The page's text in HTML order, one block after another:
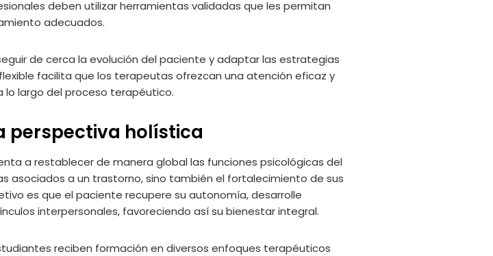
deben utilizar herramientas validadas que les permitan
adecuados.
de cerca la evolución del paciente y adaptar las estrategias
facilita que los terapeutas ofrezcan una atención eficaz y
lo largo del proceso terapéutico.
perspectiva holística
a restablecer de manera global las funciones psicológicas del
asociados a un trastorno, sino también el fortalecimiento de sus
es que el paciente recupere su autonomía, desarrolle
interpersonales, favoreciendo así su bienestar integral.
reciben formación en diversos enfoques terapéuticos